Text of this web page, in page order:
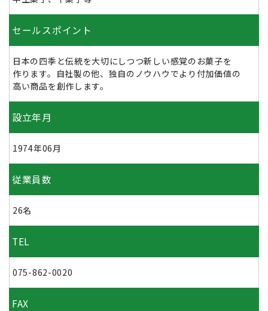
セールスポイント
日本の四季と伝統を大切にしつつ新しい感覚のお菓子を
作ります。自社製の他、独自のノウハウでより付加価値の
高い商品を創作します。
設立年月
1974年06月
従業員数
26名
TEL
075-862-0020
FAX